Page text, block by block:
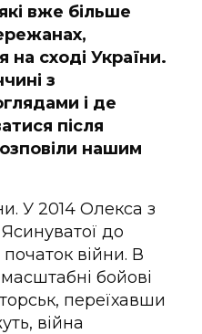
вже більше
на сході України.
з
і де
після
нашим
У 2014 Олекса з
до
війни. В
бойові
переїхавши
війна